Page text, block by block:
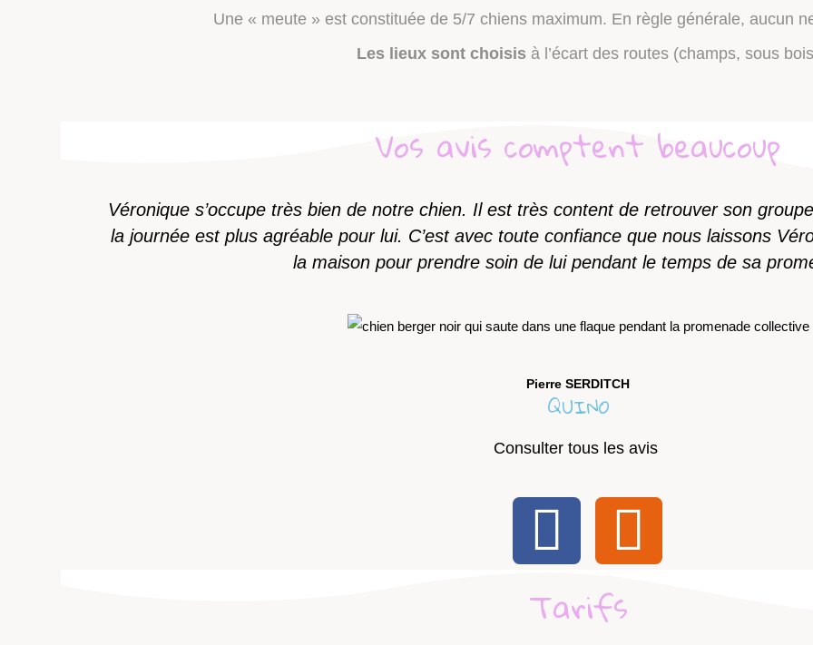
Une « meute » est constituée de 5/7 chiens maximum. En règle générale, aucun
Les lieux sont choisis à l’écart des routes (champs, sous
Vos avis comptent beaucoup
Véronique s’occupe très bien de notre chien. Il est très content de retrouver son
la journée est plus agréable pour lui. C’est avec toute confiance que nous laissons
la maison pour prendre soin de lui pendant le temps de sa
Pierre SERDITCH
QUINO
Consulter tous les avis
Tarifs